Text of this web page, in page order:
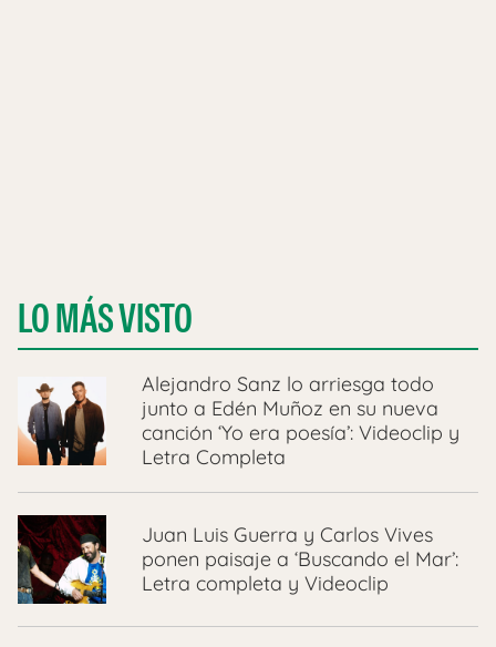
LO MÁS VISTO
Alejandro Sanz lo arriesga todo
junto a Edén Muñoz en su nueva
canción ‘Yo era poesía’: Videoclip y
Letra Completa
Juan Luis Guerra y Carlos Vives
ponen paisaje a ‘Buscando el Mar’:
Letra completa y Videoclip